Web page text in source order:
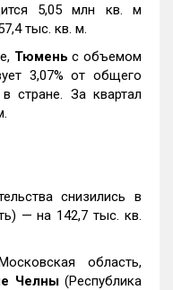
5,05 млн кв. м
тыс. кв. м.
Тюмень с объемом
3,07% от общего
стране. За квартал
снизились в
— на 142,7 тыс. кв.
область,
Челны(Республика